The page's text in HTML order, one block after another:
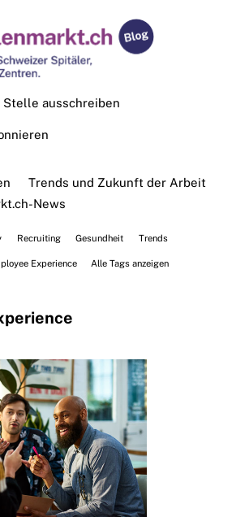
Stelle ausschreiben
Trends und Zukunft der Arbeit
News
Recruiting Gesundheit Trends
Experience Alle Tags anzeigen